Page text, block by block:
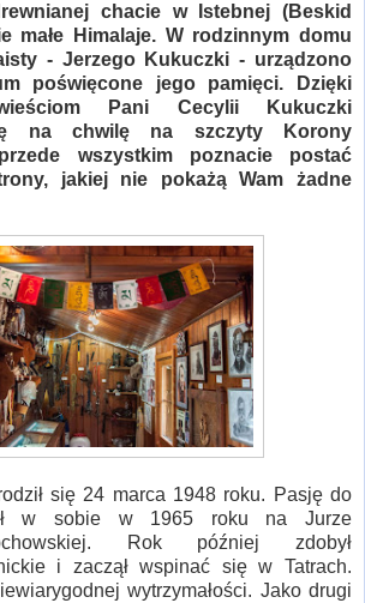
chacie w Istebnej (Beskid
małe Himalaje. W rodzinnym domu
- Jerzego Kukuczki - urządzono
poświęcone jego pamięci. Dzięki
Pani Cecylii Kukuczki
na chwilę na szczyty Korony
wszystkim poznacie postać
jakiej nie pokażą Wam żadne
się 24 marca 1948 roku. Pasję do
w sobie w 1965 roku na Jurze
Rok później zdobył
i zaczął wspinać się w Tatrach.
wytrzymałości. Jako drugi